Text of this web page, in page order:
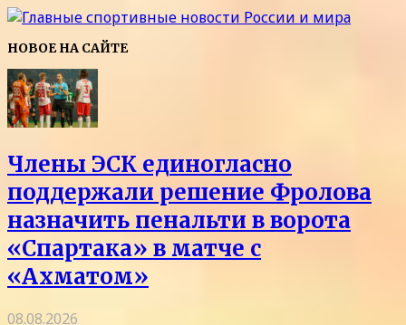
НОВОЕ НА САЙТЕ
Члены ЭСК единогласно
поддержали решение Фролова
назначить пенальти в ворота
«Спартака» в матче с
«Ахматом»
08.08.2026